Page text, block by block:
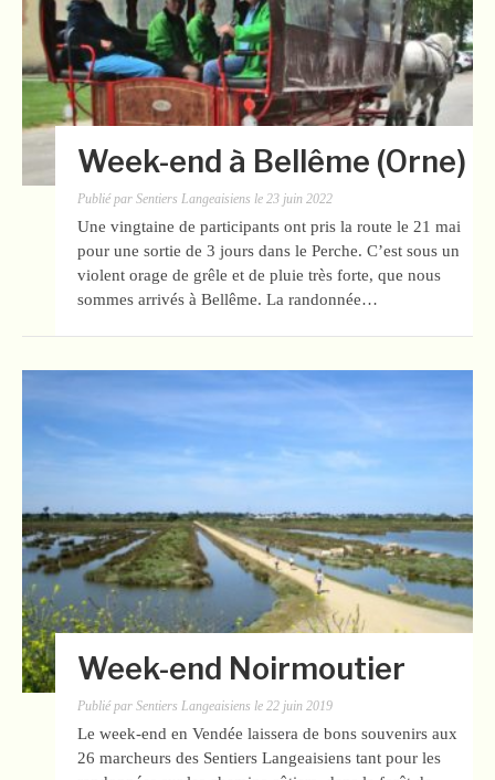
Week-end à Bellême (Orne)
Publié par Sentiers Langeaisiens le 23 juin 2022
Une vingtaine de participants ont pris la route le 21 mai
pour une sortie de 3 jours dans le Perche. C’est sous un
violent orage de grêle et de pluie très forte, que nous
sommes arrivés à Bellême. La randonnée…
Week-end Noirmoutier
Publié par Sentiers Langeaisiens le 22 juin 2019
Le week-end en Vendée laissera de bons souvenirs aux
26 marcheurs des Sentiers Langeaisiens tant pour les